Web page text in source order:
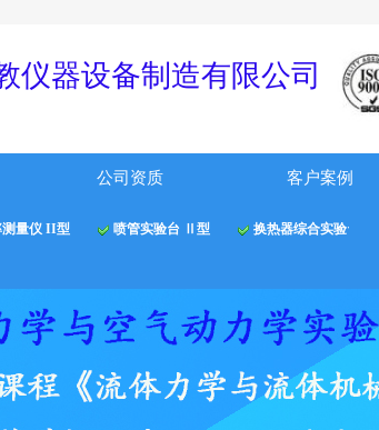
仪器设备制 造有限公司
公司资质 客户案例
量仪 II型 喷管实验台 Ⅱ型 换热器综合实验台 Ⅱ型